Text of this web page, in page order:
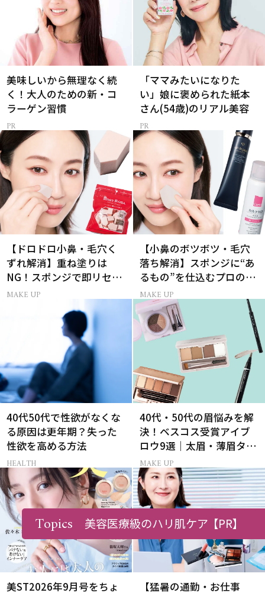
美味しいから無理なく続
く！大人のための新・コ
ラーゲン習慣
「ママみたいになりた
い」娘に褒められた紙本
さん(54歳)のリアル美容
【ドロドロ小鼻・毛穴く
ずれ解消】重ね塗りは
NG！スポンジで即リセッ
トするプロ技
MAKE UP
【小鼻のボツボツ・毛穴
落ち解消】スポンジに“あ
るもの”を仕込むプロの超
簡単メイクテク
MAKE UP
40代50代で性欲がなくな
る原因は更年期？失った
性欲を高める方法
HEALTH
40代・50代の眉悩みを解
決！ベスコス受賞アイブ
ロウ9選｜太眉・薄眉タイ
プ別の描き方
MAKE UP
美ST2026年9月号をちょ
【猛暑の通勤・お仕事
Topics 美容医療級のハリ肌ケア【PR】